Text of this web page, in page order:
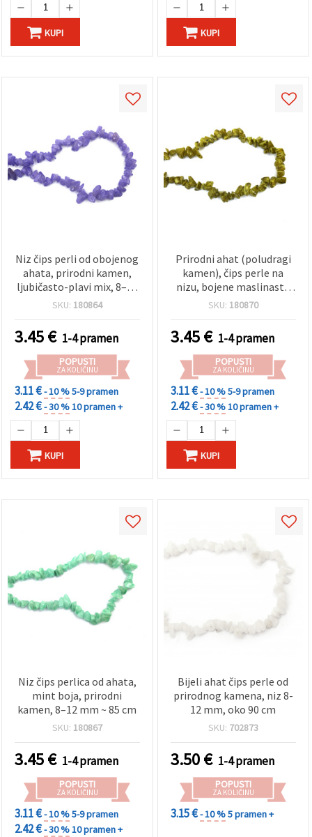
KUPI KUPI
Niz čips perli od obojenog
ahata, prirodni kamen,
ljubičasto-plavi mix, 8–12
mm ~ 85 cm
SKU: 180864
3.45€ 1-4 pramen
POPUSTI
ZA KOLIČINU
3.11 €- 10 %5-9 pramen
2.42 €- 30 %10 pramen +
KUPI
Prirodni ahat (poludragi
kamen), čips perle na
nizu, bojene maslinasto
zelene, 8–12 mm
cm – za izradu nakita, DIY
nizanje perli, narukvice i
ogrlice
SKU: 180870
3.45€ 1-4 pramen
POPUSTI
ZA KOLIČINU
3.11 €- 10 %5-9 pramen
2.42 €- 30 %10 pramen +
KUPI
Niz čips perlica od ahata,
mint boja, prirodni
kamen, 8–12 mm ~ 85 cm
SKU: 180867
3.45€ 1-4 pramen
POPUSTI
ZA KOLIČINU
3.11 €- 10 %5-9 pramen
2.42 €- 30 %10 pramen +
Bijeli ahat čips perle od
prirodnog kamena, niz 8-
12 mm, oko 90 cm
SKU: 702873
3.50€ 1-4 pramen
POPUSTI
ZA KOLIČINU
3.15 €- 10 %5 pramen +